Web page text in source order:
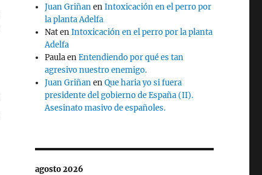
Juan GriñanenIntoxicación en el perro por
la planta Adelfa
NatenIntoxicación en el perro por la planta
Adelfa
PaulaenEntendiendo por qué es tan
agresivo nuestro enemigo.
Juan GriñanenQue haria yo si fuera
presidente del gobierno de España (II).
Asesinato masivo de españoles.
agosto 2026